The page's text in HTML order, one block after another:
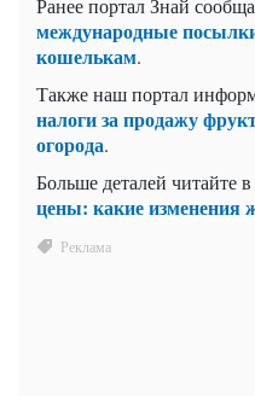
Ранее портал Знай
международные
кошелькам.
Также наш портал
налоги за продажу
огорода.
Больше деталей читайте
цены: какие изменения